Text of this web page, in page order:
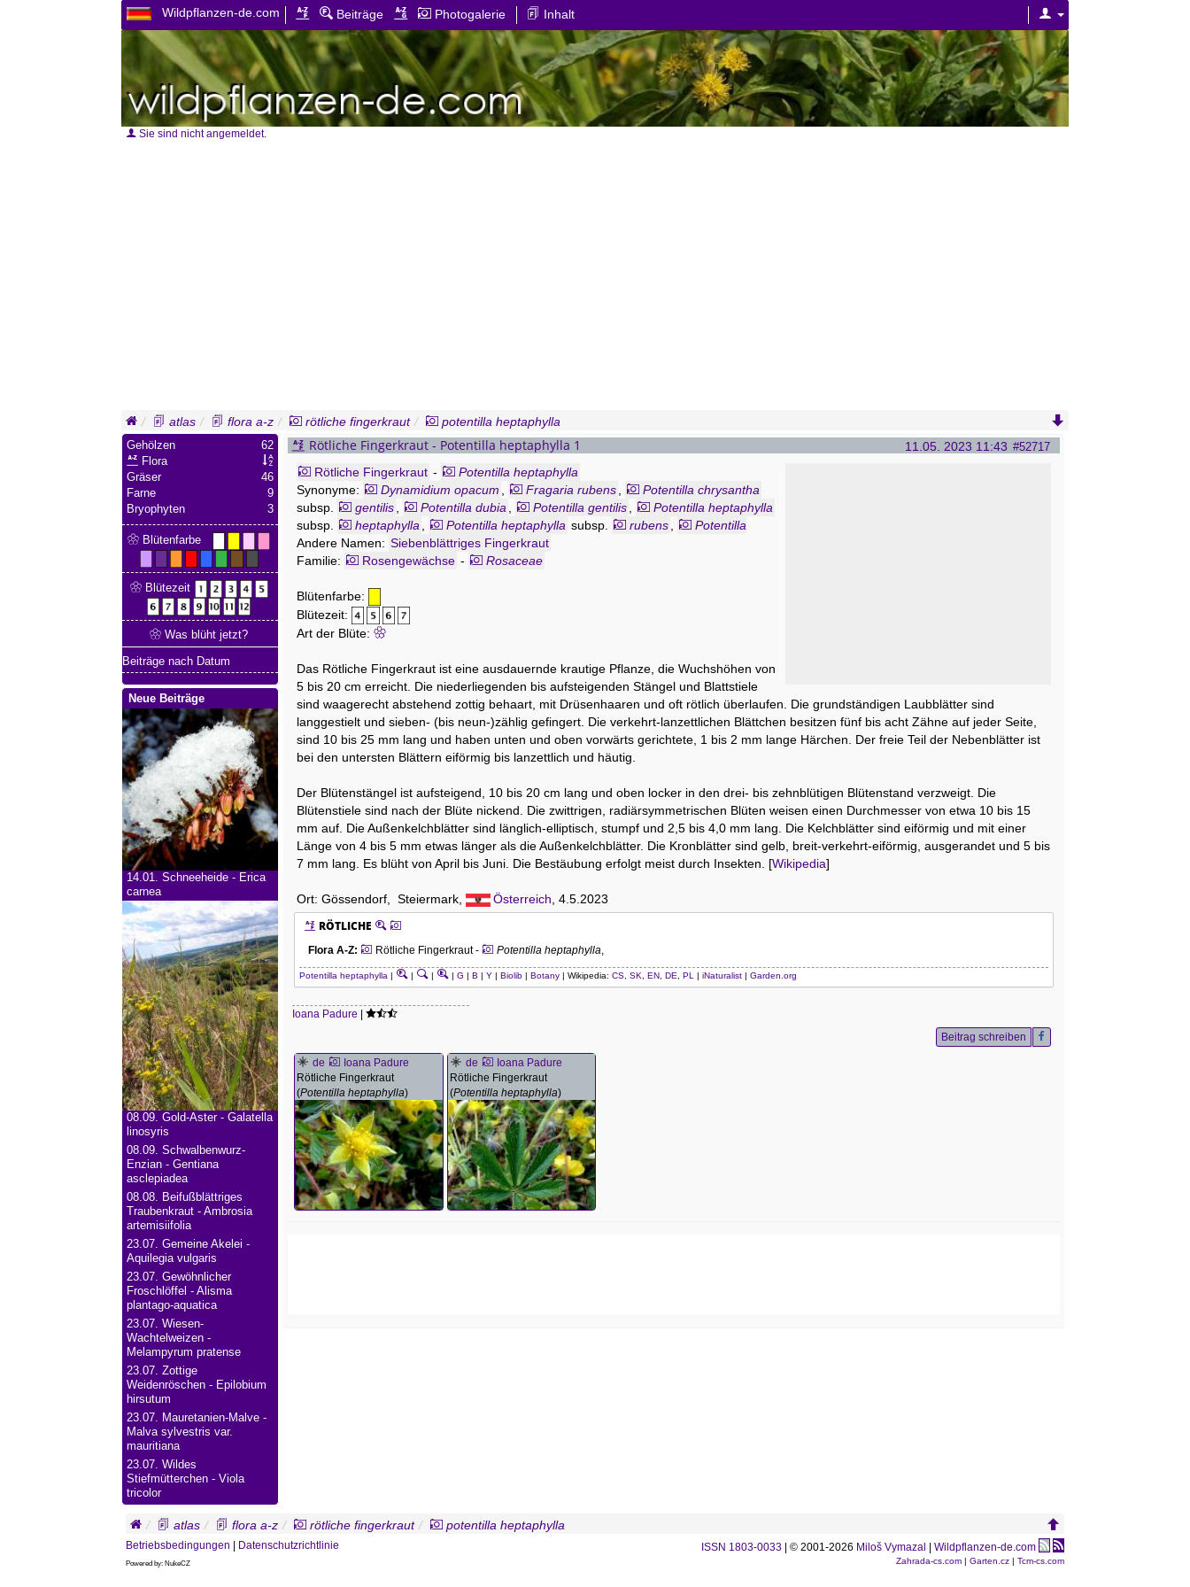
Wildpflanzen-de.com Beiträge Photogalerie Inhalt
Sie sind nicht angemeldet.
atlas flora a-z rötliche fingerkraut
potentilla heptaphylla
11.05. 2023 11:43 #52717
Rötliche Fingerkraut - Potentilla heptaphylla 1
Rötliche Fingerkraut -
Potentilla heptaphylla
Synonyme:
Dynamidium opacum Fragaria rubens
Potentilla chrysantha
subsp.
gentilis Potentilla dubia Potentilla gentilis
Potentilla heptaphylla
subsp.
heptaphylla Potentilla heptaphylla subsp. rubens
Potentilla
opacavar. rubens, Potentilla polymorpha
Potentilla vernasubsp. opaca, Potentilla verna
Andere Namen: Siebenblättriges Fingerkraut
Familie:
Rosengewächse - Rosaceae
Blütenfarbe:
Blütezeit:
Art der Blüte:
Das Rötliche Fingerkraut ist eine ausdauernde krautige Pflanze, die Wuchshöhen von
5 bis 20 cm erreicht. Die niederliegenden bis aufsteigenden Stängel und Blattstiele
sind waagerecht abstehend zottig behaart, mit Drüsenhaaren und oft rötlich überlaufen. Die grundständigen Laubblätter sind
langgestielt und sieben- (bis neun-)zählig gefingert. Die verkehrt-lanzettlichen Blättchen besitzen fünf bis acht Zähne auf jeder Seite,
sind 10 bis 25 mm lang und haben unten und oben vorwärts gerichtete, 1 bis 2 mm lange Härchen. Der freie Teil der Nebenblätter ist
bei den untersten Blättern eiförmig bis lanzettlich und häutig.
Der Blütenstängel ist aufsteigend, 10 bis 20 cm lang und oben locker in den drei- bis zehnblütigen Blütenstand verzweigt. Die
Blütenstiele sind nach der Blüte nickend. Die zwittrigen, radiärsymmetrischen Blüten weisen einen Durchmesser von etwa 10 bis 15
mm auf. Die Außenkelchblätter sind länglich-elliptisch, stumpf und 2,5 bis 4,0 mm lang. Die Kelchblätter sind eiförmig und mit einer
Länge von 4 bis 5 mm etwas länger als die Außenkelchblätter. Die Kronblätter sind gelb, breit-verkehrt-eiförmig, ausgerandet und 5 bis
7 mm lang. Es blüht von April bis Juni. Die Bestäubung erfolgt meist durch Insekten. [Wikipedia]
Ort: Gössendorf, Steiermark, Österreich, 4.5.2023
RÖTLICHE
Flora A-Z: Rötliche Fingerkraut - Potentilla heptaphylla,
Potentilla heptaphylla | | | |G |B |Y |Biolib |Botany | Wikipedia:CS,SK,EN,DE,PL |iNaturalist |Garden.org
Ioana Padure |
Beitrag schreiben
de
Ioana Padure
Rötliche Fingerkraut
(Potentilla heptaphylla)
de
Ioana Padure
Rötliche Fingerkraut
(Potentilla heptaphylla)
62
Gehölzen
Flora
46
Gräser
9
Farne
3
Bryophyten
Blütenfarbe
Blütezeit
Was blüht jetzt?
Beiträge nach Datum
Neue Beiträge
14.01. Schneeheide - Erica
carnea
08.09. Gold-Aster - Galatella
linosyris
08.09. Schwalbenwurz-
Enzian - Gentiana
asclepiadea
08.08. Beifußblättriges
Traubenkraut - Ambrosia
artemisiifolia
23.07. Gemeine Akelei -
Aquilegia vulgaris
23.07. Gewöhnlicher
Froschlöffel - Alisma
plantago-aquatica
23.07. Wiesen-
Wachtelweizen -
Melampyrum pratense
23.07. Zottige
Weidenröschen - Epilobium
hirsutum
23.07. Mauretanien-Malve -
Malva sylvestris var.
mauritiana
23.07. Wildes
Stiefmütterchen - Viola
tricolor
atlas flora a-z rötliche fingerkraut potentilla heptaphylla
ISSN 1803-0033 | © 2001-2026 Miloš Vymazal Wildpflanzen-de.com
Betriebsbedingungen Datenschutzrichtlinie
Zahrada-cs.com | Garten.cz | Tcm-cs.com
Powered by: NukeCZ